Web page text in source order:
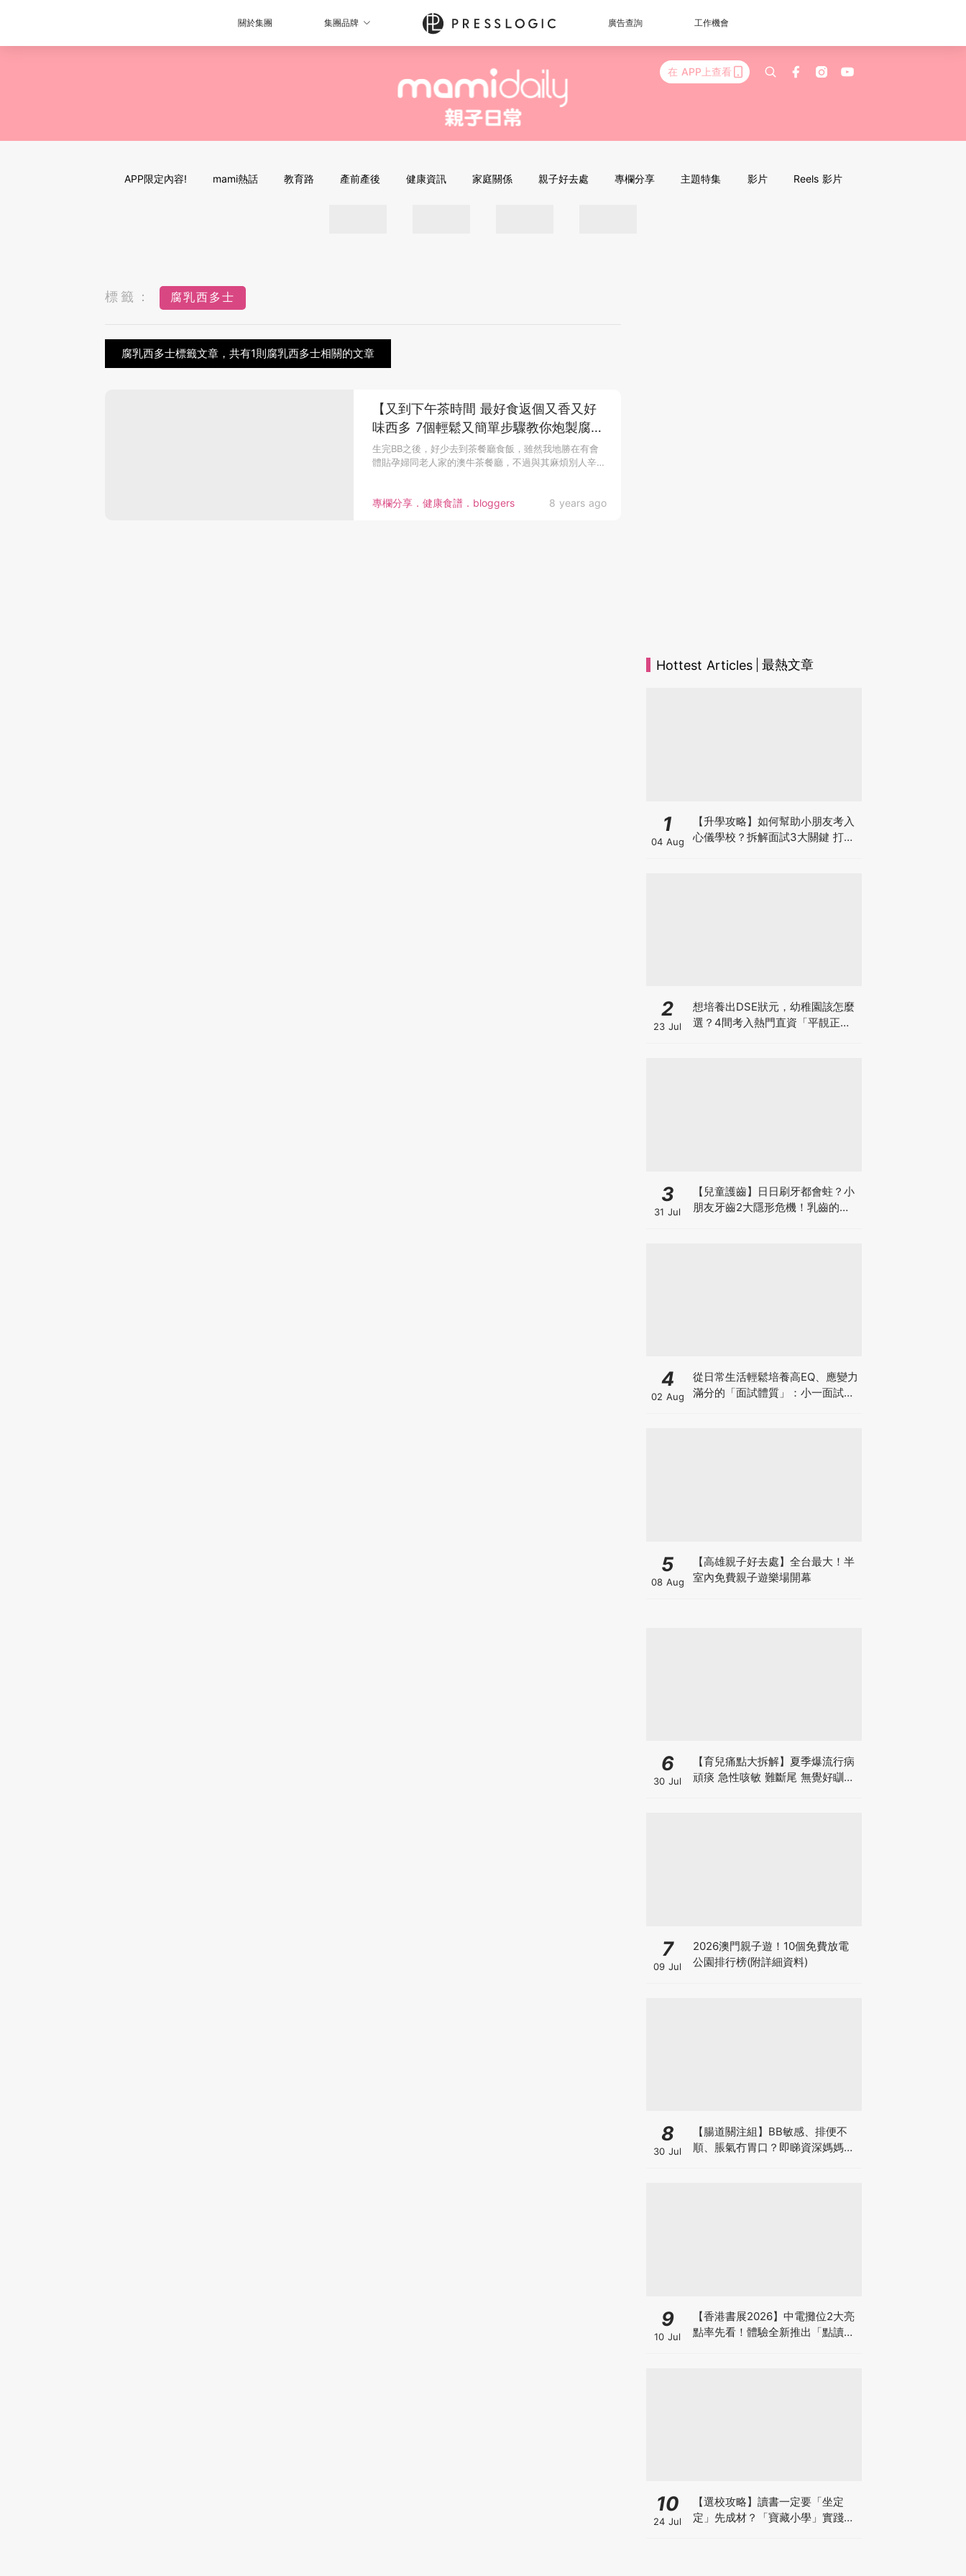
關於集團 集團品牌 廣告查詢 工作機會
在 APP上查看
APP限定內容! mami熱話 教育路 產前產後 健康資訊 家庭關係 親子好去處 專欄分享 主題特集 影片 Reels 影片
標籤： 腐乳西多士
腐乳西多士標籤文章，共有1則腐乳西多士相關的文章
專欄分享．健康食譜．bloggers 8 years ago
【又到下午茶時間 最好食返個又香又好
味西多 7個輕鬆又簡單步驟教你炮製腐乳
西多士】
生完BB之後，好少去到茶餐廳食飯，雖然我地勝在有會
體貼孕婦同老人家的澳牛茶餐廳，不過與其麻煩別人辛苦
Hottest Articles 最熱文章
1
04 Aug
【升學攻略】如何幫助小朋友考入
心儀學校？拆解面試3大關鍵 打好
2
23 Jul
想培養出DSE狀元，幼稚園該怎麼
選？4間考入熱門直資「平靚正」
3
31 Jul
【兒童護齒】日日刷牙都會蛀？小
朋友牙齒2大隱形危機！乳齒的琺
4
02 Aug
從日常生活輕鬆培養高EQ、應變力
滿分的「面試體質」：小一面試最
5
08 Aug
【高雄親子好去處】全台最大！半
室內免費親子遊樂場開幕
6
30 Jul
【育兒痛點大拆解】夏季爆流行病
頑痰 急性咳敏 難斷尾 無覺好瞓？
7
09 Jul
2026澳門親子遊！10個免費放電
公園排行榜(附詳細資料)
8
30 Jul
【腸道關注組】BB敏感、排便不
順、脹氣冇胃口？即睇資深媽媽分
9
10 Jul
【香港書展2026】中電攤位2大亮
點率先看！體驗全新推出「點讀故
10
24 Jul
【選校攻略】讀書一定要「坐定
定」先成材？「寶藏小學」實踐動